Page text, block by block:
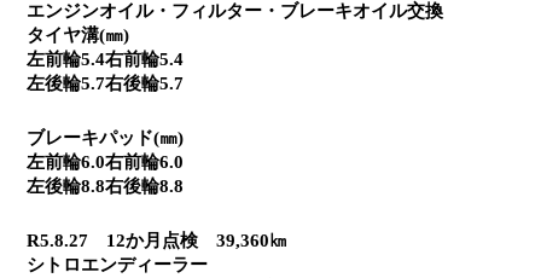
エンジンオイル・フィルター・ブレーキオイル交換
タイヤ溝(㎜)
左前輪5.4右前輪5.4
左後輪5.7右後輪5.7
ブレーキパッド(㎜)
左前輪6.0右前輪6.0
左後輪8.8右後輪8.8
R5.8.27　12か月点検　39,360㎞
シトロエンディーラー